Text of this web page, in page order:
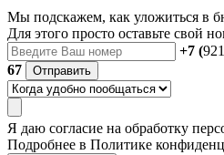
Мы подскажем, как уложиться в
Для этого просто оставьте свой
+7 (
67
Отправить
Я даю согласие на обработку
Подробнее в Политике